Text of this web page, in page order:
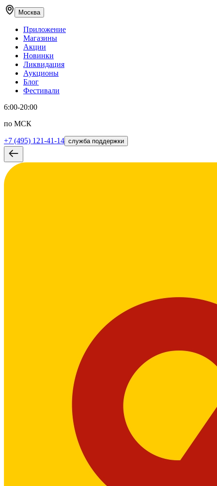
Москва
Приложение
Магазины
Акции
Новинки
Ликвидация
Аукционы
Блог
Фестивали
6:00-20:00
по МСК
+7 (495) 121-41-14 служба поддержки